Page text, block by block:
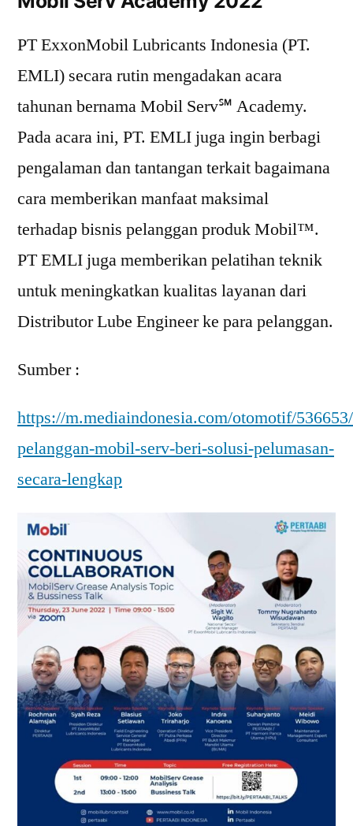
PT ExxonMobil Lubricants Indonesia (PT.
EMLI) secara rutin mengadakan acara
tahunan bernama Mobil Serv℠ Academy.
Pada acara ini, PT. EMLI juga ingin berbagi
pengalaman dan tantangan terkait bagaimana
cara memberikan manfaat maksimal
terhadap bisnis pelanggan produk Mobil™.
PT EMLI juga memberikan pelatihan teknik
untuk meningkatkan kualitas layanan dari
Distributor Lube Engineer ke para pelanggan.
Sumber :
https://m.mediaindonesia.com/otomotif/
pelanggan-mobil-serv-beri-solusi-pelumasan-
secara-lengkap